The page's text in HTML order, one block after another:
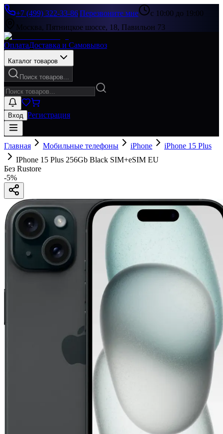
+7 (499) 322-33-86|Перезвоните мне
с 10:00 до 19:00
Москва, Пятницкое шоссе, 18, Павильон 73
ОплатаДоставка и Самовывоз
Каталог товаров
Поиск товаров...
Вход Регистрация
Главная Мобильные телефоны iPhone
iPhone 15 Plus
IPhone 15 Plus 256Gb Black SIM+eSIM EU
Без Rustore
-5%